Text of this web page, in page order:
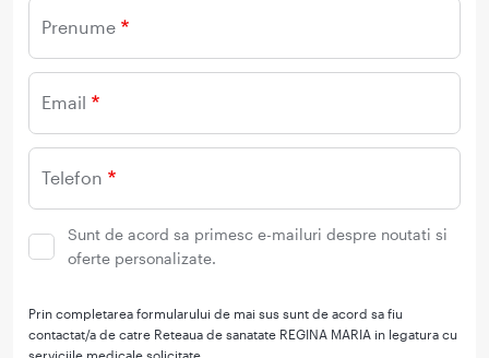
Prenume
Email
Telefon
Sunt de acord sa primesc e-mailuri despre noutati si
oferte personalizate.
Prin completarea formularului de mai sus sunt de acord sa fiu
contactat/a de catre Reteaua de sanatate REGINA MARIA in legatura cu